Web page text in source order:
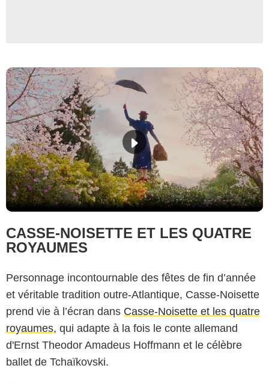
CASSE-NOISETTE ET LES QUATRE
ROYAUMES
Personnage incontournable des fêtes de fin d’année
et véritable tradition outre-Atlantique, Casse-Noisette
prend vie à l’écran dans Casse-Noisette et les quatre
royaumes, qui adapte à la fois le conte allemand
d'Ernst Theodor Amadeus Hoffmann et le célèbre
ballet de Tchaïkovski.